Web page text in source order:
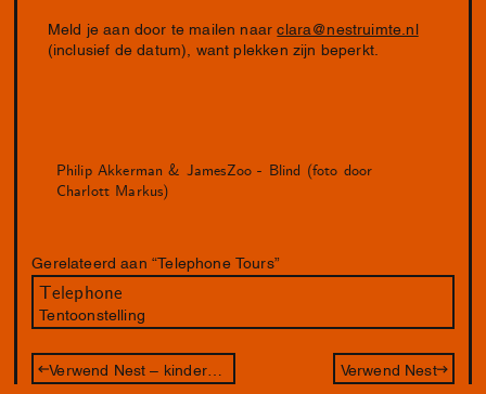
Meld je aan door te mailen naar clara@nestruimte.nl
(inclusief de datum), want plekken zijn beperkt.
Philip Akkerman & JamesZoo - Blind (foto door
Charlott Markus)
Gerelateerd aan “Telephone Tours”
Telephone
Tentoonstelling
Verwend Nest – kinderworkshop met Philip Akkerman (vol) Verwend Nest